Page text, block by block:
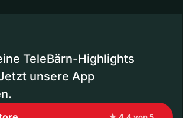
TeleBärn-Highlights
unsere App